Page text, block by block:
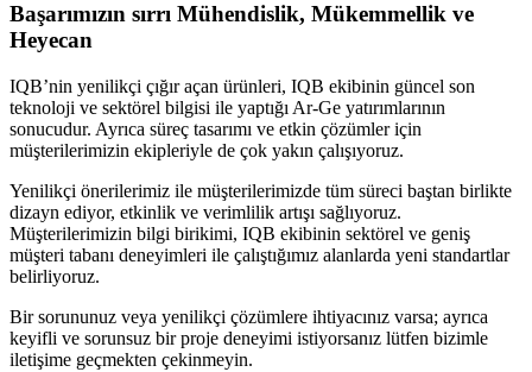
Başarımızın sırrı Mühendislik, Mükemmellik ve
Heyecan
IQB’nin yenilikçi çığır açan ürünleri, IQB ekibinin güncel son
teknoloji ve sektörel bilgisi ile yaptığı Ar-Ge yatırımlarının
sonucudur. Ayrıca süreç tasarımı ve etkin çözümler için
müşterilerimizin ekipleriyle de çok yakın çalışıyoruz.
Yenilikçi önerilerimiz ile müşterilerimizde tüm süreci baştan birlikte
dizayn ediyor, etkinlik ve verimlilik artışı sağlıyoruz.
Müşterilerimizin bilgi birikimi, IQB ekibinin sektörel ve geniş
müşteri tabanı deneyimleri ile çalıştığımız alanlarda yeni standartlar
belirliyoruz.
Bir sorununuz veya yenilikçi çözümlere ihtiyacınız varsa; ayrıca
keyifli ve sorunsuz bir proje deneyimi istiyorsanız lütfen bizimle
iletişime geçmekten çekinmeyin.